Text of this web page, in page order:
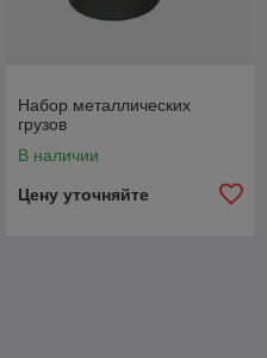
Набор металлических
грузов
В наличии
Цену уточняйте